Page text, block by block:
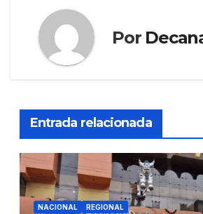
Por
Entrada relacionada
NACIONAL REGIONAL